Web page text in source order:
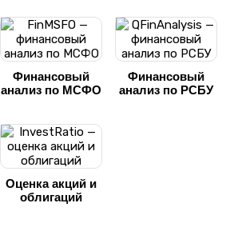
Финансовый
анализ по МСФО
Финансовый
анализ по РСБУ
Оценка акций и
облигаций